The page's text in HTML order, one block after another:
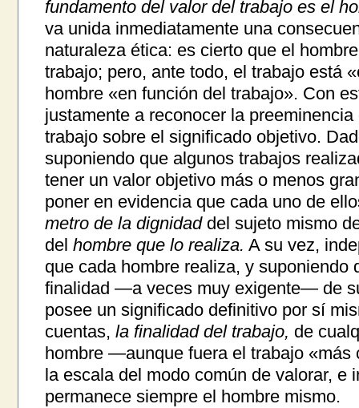
fundamento del valor del trabajo es el
va unida inmediatamente una
naturaleza ética: es cierto que el
trabajo; pero, ante todo, el trabajo está
hombre «en función del trabajo». Con
justamente a reconocer la
trabajo sobre el significado objetivo.
suponiendo que algunos trabajos
tener un valor objetivo más o menos
poner en evidencia que cada uno de
metro de la dignidaddel sujeto mismo
del hombre que lo realiza. A su vez,
que cada hombre realiza, y suponiendo
finalidad —a veces muy exigente— de
posee un significado definitivo por sí
cuentas, la finalidad del trabajo, de
hombre —aunque fuera el trabajo «más
la escala del modo común de valorar,
permanece siempre el hombre mismo.